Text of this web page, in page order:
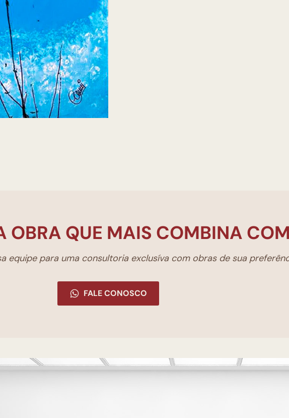
OBRA QUE MAIS COMBINA
equipe para uma consultoria exclusíva com obras de sua
FALE CONOSCO